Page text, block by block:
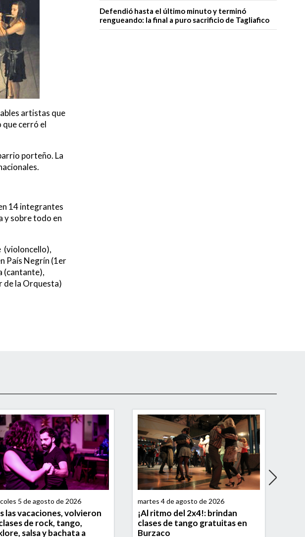
artistas que
que cerró el
porteño. La
14 integrantes
y sobre todo en
(violoncello),
País Negrín (1er
(cantante),
de la Orquesta)
Defendió hasta el último minuto y terminó
rengueando: la final a puro sacrificio de Tagliafico
5 de agosto de 2026
las vacaciones, volvieron
de rock, tango,
salsa y bachata a
martes 4 de agosto de 2026
¡Al ritmo del 2x4!: brindan
clases de tango gratuitas en
Burzaco